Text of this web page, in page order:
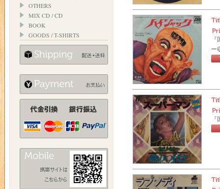
OTHERS
MIX CD / CD
BOOK
GOODS / T-SHIRTS
ー